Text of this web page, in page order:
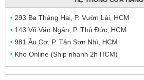
• 293 Ba Tháng Hai, P. Vườn Lài, HCM
• 143 Võ Văn Ngân, P. Thủ Đức, HCM
• 981 Âu Cơ, P. Tân Sơn Nhì, HCM
• Kho Online (Ship nhanh 2h HCM)